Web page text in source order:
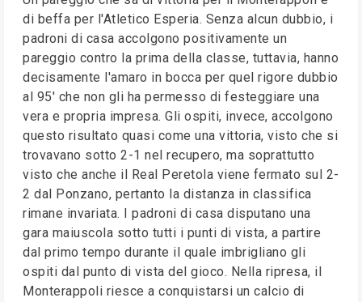
di beffa per l'Atletico Esperia. Senza alcun dubbio, i
padroni di casa accolgono positivamente un
pareggio contro la prima della classe, tuttavia, hanno
decisamente l'amaro in bocca per quel rigore dubbio
al 95' che non gli ha permesso di festeggiare una
vera e propria impresa. Gli ospiti, invece, accolgono
questo risultato quasi come una vittoria, visto che si
trovavano sotto 2-1 nel recupero, ma soprattutto
visto che anche il Real Peretola viene fermato sul 2-
2 dal Ponzano, pertanto la distanza in classifica
rimane invariata. I padroni di casa disputano una
gara maiuscola sotto tutti i punti di vista, a partire
dal primo tempo durante il quale imbrigliano gli
ospiti dal punto di vista del gioco. Nella ripresa, il
Monterappoli riesce a conquistarsi un calcio di